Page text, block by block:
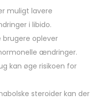
muligt lavere
i libido.
brugere oplever
ændringer.
kan øge risikoen for
steroider kan der